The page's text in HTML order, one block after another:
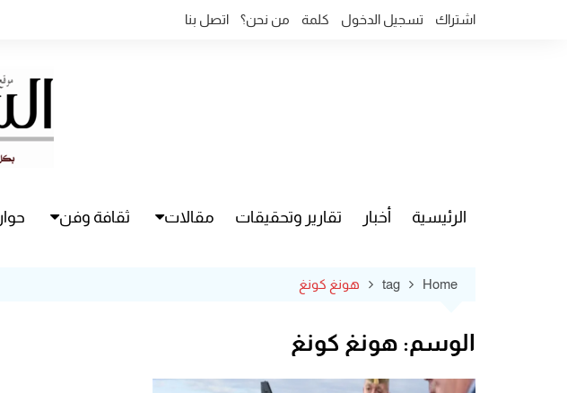
اشتراك تسجيل الدخول كلمة من نحن؟ اتصل بنا
الرئيسية أخبار تقارير وتحقيقات مقالات ثقافة وفن حوار
Home
tag هونغ كونغ
الوسم: هونغ كونغ